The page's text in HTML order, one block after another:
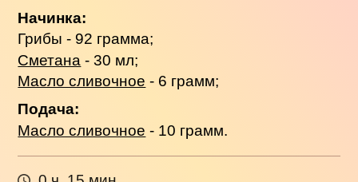
Начинка:
Грибы - 92 грамма;
Сметана - 30 мл;
Масло сливочное - 6 грамм;
Подача:
Масло сливочное - 10 грамм.